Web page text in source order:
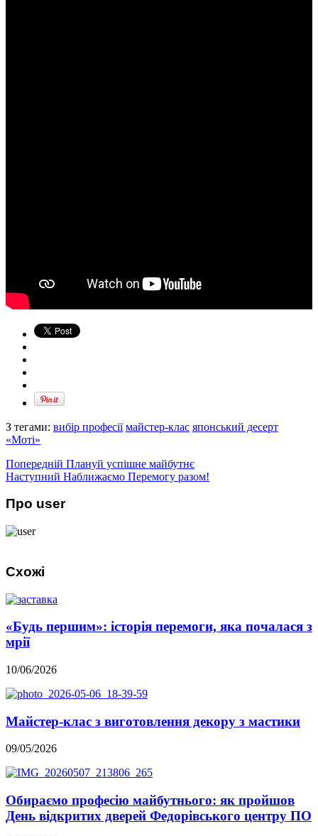
З тегами: вибір професії майстер-клас японський десерт
«Моті»
Попередній Плануй успішне майбутнє
Наступний Наближаємо Перемогу разом!
Про user
Схожі
«Будь першим»: історія перемоги, яка почалася з
мрії
10/06/2026
Майстер-клас з виготовлення декору з мастики
09/05/2026
Обираємо професію майбутнього: як пройшов
День відкритих дверей Федорівського центру ПО